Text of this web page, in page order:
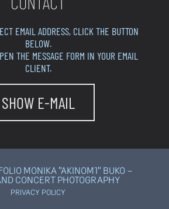
EMAIL ADDRESS, CLICK THE BUTTON
BELOW.
THE MESSAGE FORM IN YOUR EMAIL
CLIENT.
SHOW E-MAIL
MONIKA "AKINOM1" BUKO –
CONCERT PHOTOGRAPHY
PRIVACY POLICY